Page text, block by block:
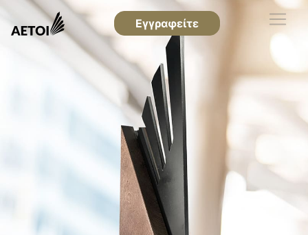
Εγγραφείτε